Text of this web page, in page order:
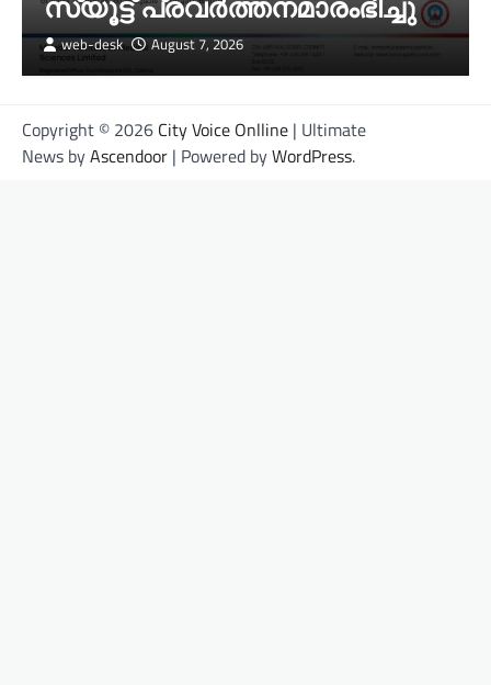
web-desk August 7, 2026
Copyright © 2026 City Voice Onlline | Ultimate
News byAscendoor | Powered byWordPress.